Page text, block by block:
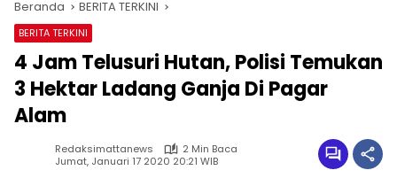
Beranda BERITA TERKINI
BERITA TERKINI
4 Jam Telusuri Hutan, Polisi Temukan
3 Hektar Ladang Ganja Di Pagar
Alam
Redaksimattanews
2 Min Baca
Jumat, Januari 17 2020 20:21 WIB